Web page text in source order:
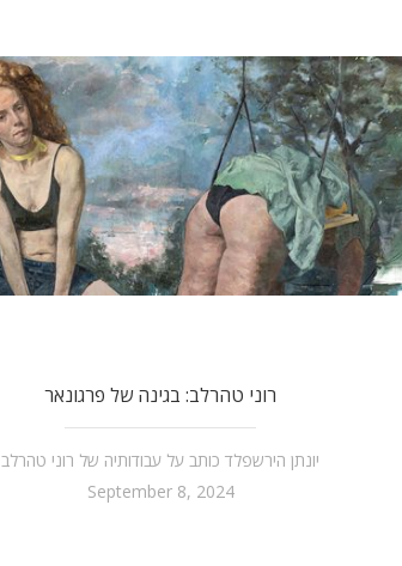
רוני טהרלב: בגינה של פרגונאר
יונתן הירשפלד כותב על עבודותיה של רוני טהרלב
September 8, 2024